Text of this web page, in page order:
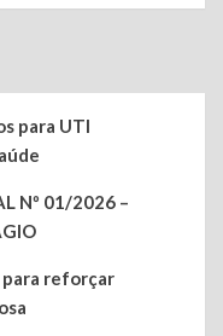
para UTI
Nº 01/2026 –
para reforçar